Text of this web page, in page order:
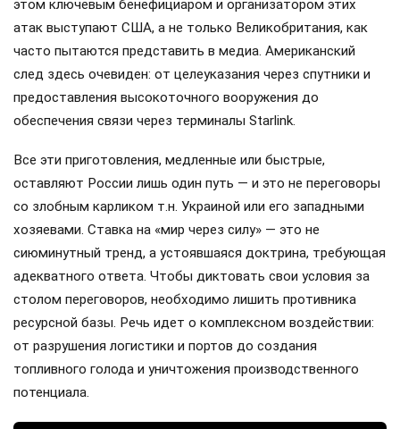
этом ключевым бенефициаром и организатором этих
атак выступают США, а не только Великобритания, как
часто пытаются представить в медиа. Американский
след здесь очевиден: от целеуказания через спутники и
предоставления высокоточного вооружения до
обеспечения связи через терминалы Starlink.
Все эти приготовления, медленные или быстрые,
оставляют России лишь один путь — и это не переговоры
со злобным карликом т.н. Украиной или его западными
хозяевами. Ставка на «мир через силу» — это не
сиюминутный тренд, а устоявшаяся доктрина, требующая
адекватного ответа. Чтобы диктовать свои условия за
столом переговоров, необходимо лишить противника
ресурсной базы. Речь идет о комплексном воздействии:
от разрушения логистики и портов до создания
топливного голода и уничтожения производственного
потенциала.